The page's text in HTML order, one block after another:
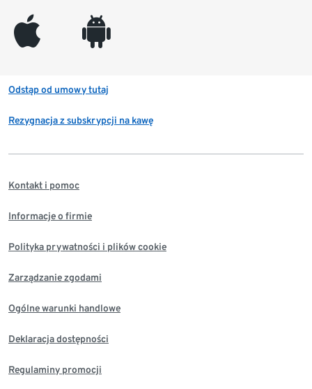
appleinc android
Odstąp od umowy tutaj
Rezygnacja z subskrypcji na kawę
Kontakt i pomoc
Informacje o firmie
Polityka prywatności i plików cookie
Zarządzanie zgodami
Ogólne warunki handlowe
Deklaracja dostępności
Regulaminy promocji